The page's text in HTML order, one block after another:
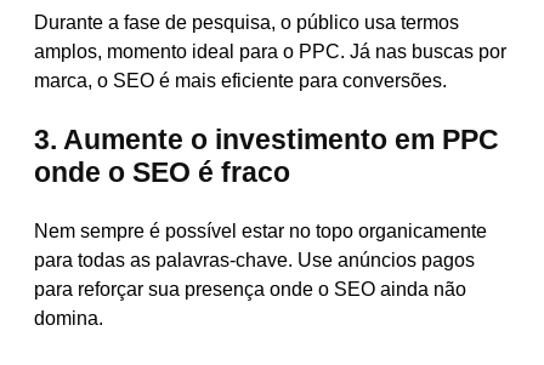
Durante a fase de pesquisa, o público usa termos
amplos, momento ideal para o PPC. Já nas buscas por
marca, o SEO é mais eficiente para conversões.
3. Aumente o investimento em PPC
onde o SEO é fraco
Nem sempre é possível estar no topo organicamente
para todas as palavras-chave. Use anúncios pagos
para reforçar sua presença onde o SEO ainda não
domina.